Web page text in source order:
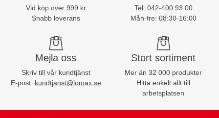
Vid köp över 999 kr
Snabb leverans
Tel: 042-400 93 00
Mån-fre: 08:30-16:00
Mejla oss
Skriv till vår kundtjänst
E-post: kundtjanst@lomax.se
Stort sortiment
Mer än 32 000 produkter
Hitta enkelt allt till
arbetsplatsen